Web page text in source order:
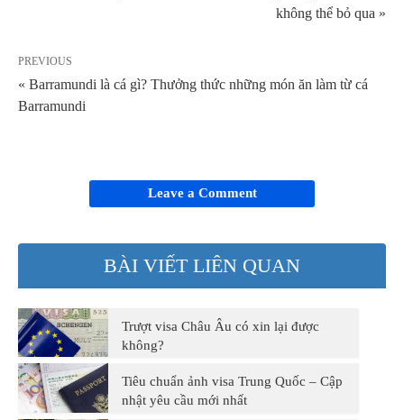
không thể bỏ qua »
PREVIOUS
« Barramundi là cá gì? Thưởng thức những món ăn làm từ cá
Barramundi
Leave a Comment
BÀI VIẾT LIÊN QUAN
Trượt visa Châu Âu có xin lại được
không?
Tiêu chuẩn ảnh visa Trung Quốc – Cập
nhật yêu cầu mới nhất